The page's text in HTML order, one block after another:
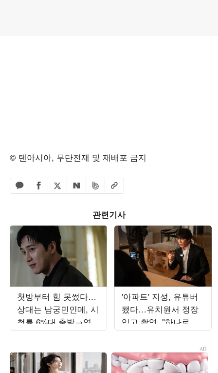
© 텐아시아, 무단전재 및 재배포 금지
카카오톡 공유하기
페이스북 공유하기
엑스 공유하기
네이버 공유하기
밴드 공유하기
URL복사
관련기사
첫방부터 힘 못썼다…
상대는 남궁민인데, 시
청률 6%대 출발→역공
시작 ('재벌X형사2')
'아파트' 지성, 유튜버
됐다…유치원서 정장
입고 촬영, "하나로 뭉
쳐"